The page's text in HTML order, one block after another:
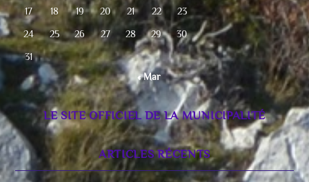
17 18 19 20 21 22 23
24 25 26 27 28 29 30
31
« Mar
LE SITE OFFICIEL DE LA MUNICIPALITÉ
ARTICLES RÉCENTS